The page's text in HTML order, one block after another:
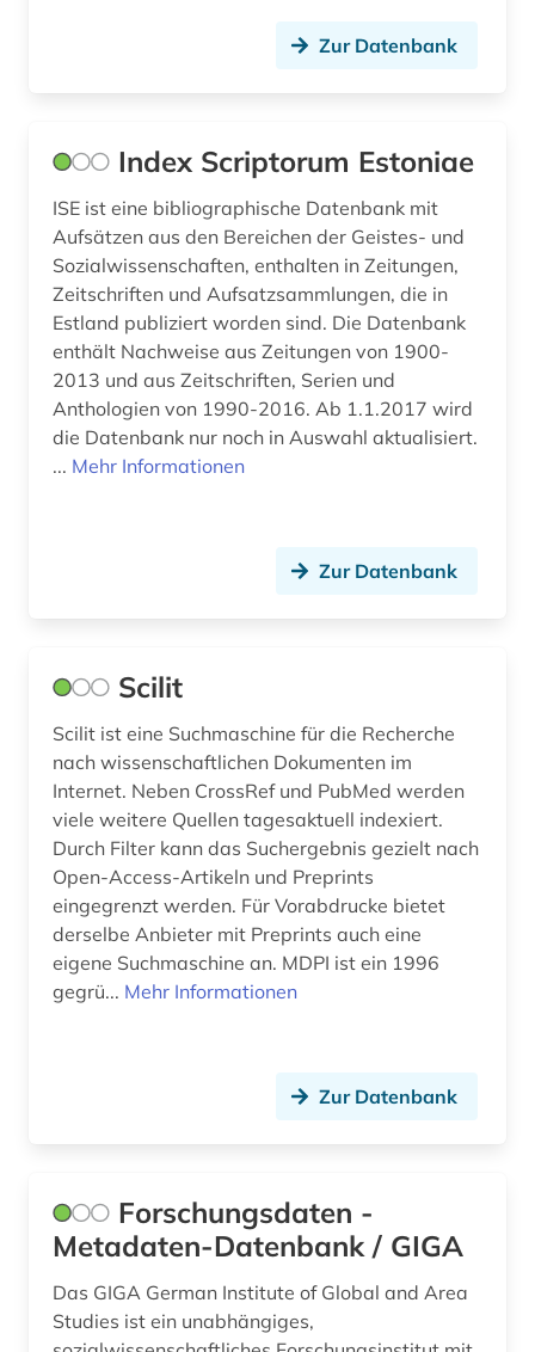
geowissenschaften (2)
geschichte (10)
geschichtswissenschaft (3)
geschlechterforschung (1)
geschlechterrolle (1)
gesellschaftsforschung (1)
hispanistik (1)
hochschulschrift (2)
hochschulschriften (1)
humanwissenschaften (1)
impact faktoren (1)
impactfaktor (1)
industrie (1)
informationswissenschaft (1)
informationswissenschaften (1)
ingenieurswesen (1)
Zur Datenbank
Index Scriptorum Estoniae
ISE ist eine bibliographische Datenbank mit
Aufsätzen aus den Bereichen der Geistes- und
Sozialwissenschaften, enthalten in Zeitungen,
Zeitschriften und Aufsatzsammlungen, die in
Estland publiziert worden sind. Die Datenbank
enthält Nachweise aus Zeitungen von 1900-
2013 und aus Zeitschriften, Serien und
Anthologien von 1990-2016. Ab 1.1.2017 wird
die Datenbank nur noch in Auswahl aktualisiert.
... Mehr Informationen
Zur Datenbank
Scilit
Scilit ist eine Suchmaschine für die Recherche
nach wissenschaftlichen Dokumenten im
Internet. Neben CrossRef und PubMed werden
viele weitere Quellen tagesaktuell indexiert.
Durch Filter kann das Suchergebnis gezielt nach
Open-Access-Artikeln und Preprints
eingegrenzt werden. Für Vorabdrucke bietet
derselbe Anbieter mit Preprints auch eine
eigene Suchmaschine an. MDPI ist ein 1996
gegrü... Mehr Informationen
Zur Datenbank
Forschungsdaten -
Metadaten-Datenbank / GIGA
Das GIGA German Institute of Global and Area
Studies ist ein unabhängiges,